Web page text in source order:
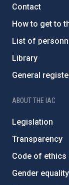
Contact
How to get to
List of
Library
General
ABOUT THE IAC
Legislation
Transparency
Code of
Gender